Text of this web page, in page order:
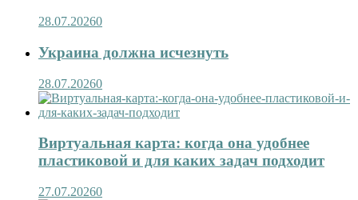
28.07.20260
Украина должна исчезнуть
28.07.20260
Виртуальная карта: когда она удобнее
пластиковой и для каких задач подходит
27.07.20260